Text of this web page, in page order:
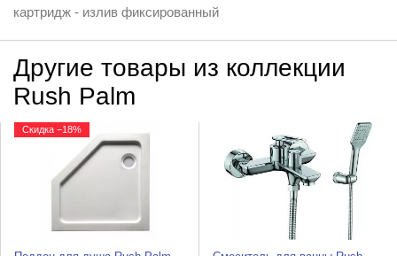
картридж - излив фиксированный
Другие товары из коллекции
Rush Palm
Скидка −18%